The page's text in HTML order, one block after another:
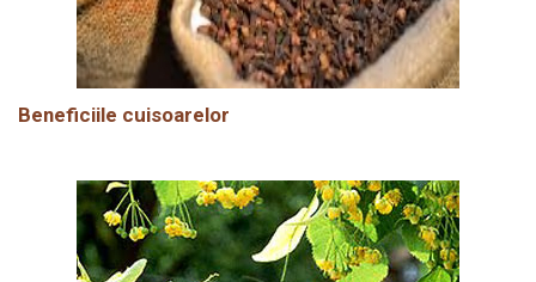
Beneficiile cuisoarelor